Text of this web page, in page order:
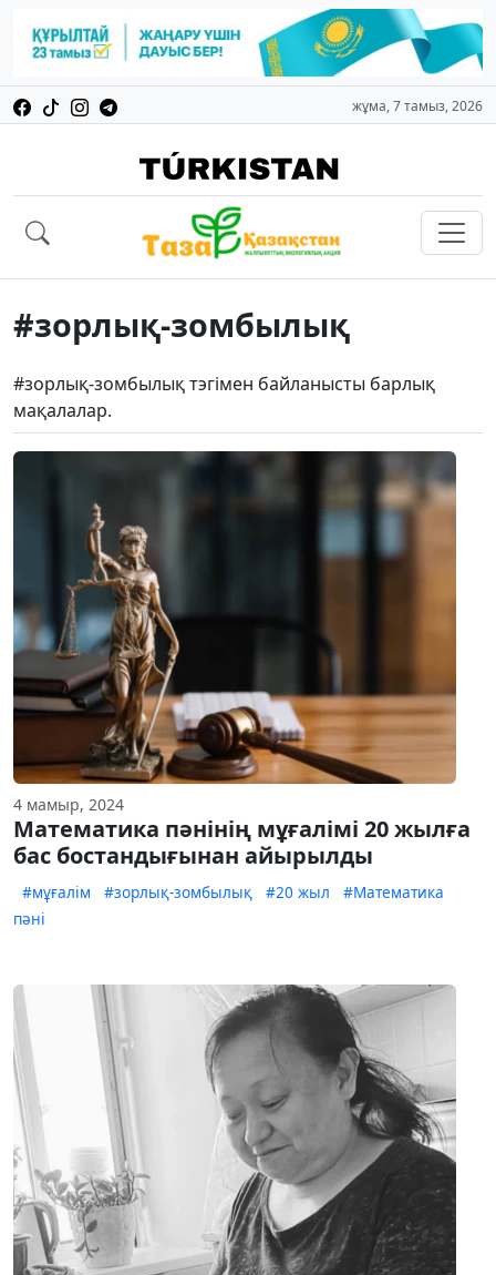
жұма, 7 тамыз, 2026
#зорлық-зомбылық
#зорлық-зомбылық тэгімен байланысты барлық
мақалалар.
4 мамыр, 2024
Математика пәнінің мұғалімі 20 жылға
бас бостандығынан айырылды
#мұғалім #зорлық-зомбылық #20 жыл
#Математика
пәні